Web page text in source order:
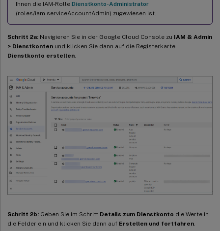
Ihnen die IAM-Rolle Dienstkonto-Administrator
(roles/iam.serviceAccountAdmin) zugewiesen ist.
Schritt 2a: Navigieren Sie in der Google Cloud Console zu IAM & Admin
> Dienstkonten und klicken Sie dann auf die Registerkarte
Dienstkonto erstellen.
Schritt 2b: Geben Sie im Schritt Details zum Dienstkonto die Werte in
die Felder ein und klicken Sie dann auf Erstellen und fortfahren.